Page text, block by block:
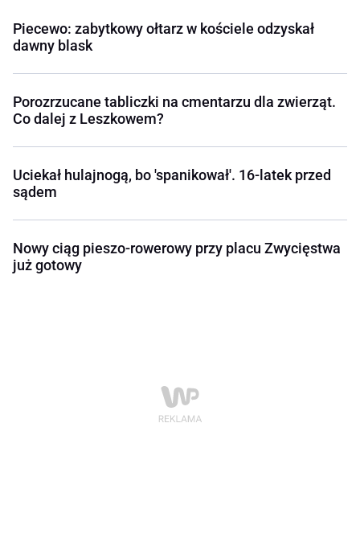
Piecewo: zabytkowy ołtarz w kościele odzyskał
dawny blask
Porozrzucane tabliczki na cmentarzu dla zwierząt.
Co dalej z Leszkowem?
Uciekał hulajnogą, bo 'spanikował'. 16-latek przed
sądem
Nowy ciąg pieszo-rowerowy przy placu Zwycięstwa
już gotowy